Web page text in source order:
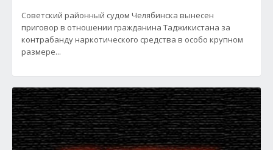
Советский районный судом Челябинска вынесен
приговор в отношении гражданина Таджикистана за
контрабанду наркотического средства в особо крупном
размере...